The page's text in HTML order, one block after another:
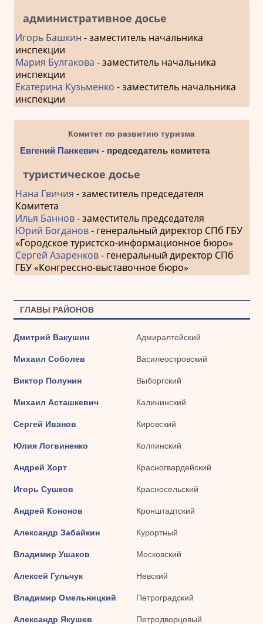
административное досье
Игорь Башкин - заместитель начальника
инспекции
Мария Булгакова - заместитель начальника
инспекции
Екатерина Кузьменко - заместитель начальника
инспекции
Комитет по развитию туризма
Евгений Панкевич - председатель комитета
туристическое досье
Нана Гвичия - заместитель председателя
Комитета
Илья Баннов- заместитель председателя
Юрий Богданов- генеральный директор СПб ГБУ
«Городское туристско-информационное бюро»
Сергей Азаренков- генеральный директор СПб
ГБУ «Конгрессно-выставочное бюро»
ГЛАВЫ РАЙОНОВ
Дмитрий Вакушин Адмиралтейский
Михаил Соболев Василеостровский
Виктор Полунин Выборгский
Михаил Асташкевич Калининский
Сергей Иванов Кировский
Юлия Логвиненко Колпинский
Андрей Хорт Красногвардейский
Игорь Сушков Красносельский
Андрей Кононов Кронштадтский
Александр Забайкин Курортный
Владимир Ушаков Московский
Алексей Гульчук Невский
Владимир Омельницкий Петроградский
Александр Якушев Петродворцовый